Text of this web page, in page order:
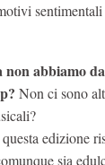
non abbiamo
Non ci sono
edizione
sia